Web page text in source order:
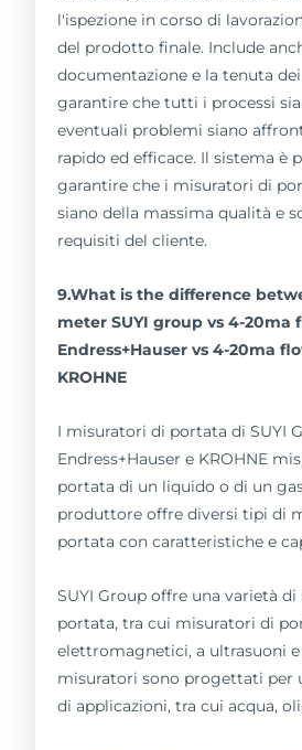
l'ispezione in corso di
del prodotto finale. Include
documentazione e la tenuta
garantire che tutti i processi
eventuali problemi siano
rapido ed efficace. Il sistema è
garantire che i misuratori di
siano della massima qualità e
requisiti del cliente.
9.What is the difference
meter SUYI group vs 4-20ma
Endress+Hauser vs 4-20ma
KROHNE
I misuratori di portata di SUYI
Endress+Hauser e KROHNE
portata di un liquido o di un
produttore offre diversi tipi di
portata con caratteristiche e
SUYI Group offre una varietà
portata, tra cui misuratori di
elettromagnetici, a ultrasuoni
misuratori sono progettati per
di applicazioni, tra cui acqua,